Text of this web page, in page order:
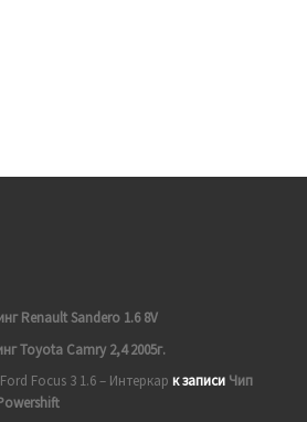
Renault Sandero 1.6 8V
Toyota Camry 2,4 2005г.
Focus 3 1.6 – Интеркар к записи Чип